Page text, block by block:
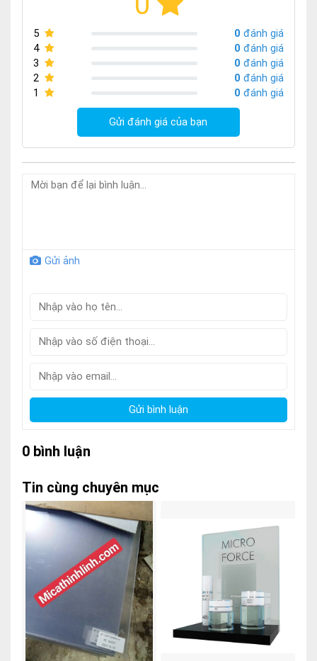
5 0 đánh giá
4
0 đánh giá
3
0 đánh giá
2
0 đánh giá
1
0 đánh giá
Gửi đánh giá của bạn
Gửi ảnh
Gửi bình luận
0 bình luận
Tin cùng chuyên mục